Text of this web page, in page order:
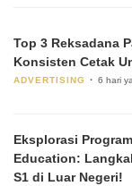
Top 3 Reksadana
Konsisten Cetak
ADVERTISING 6 hari
Eksplorasi
Education:
S1 di Luar Negeri!